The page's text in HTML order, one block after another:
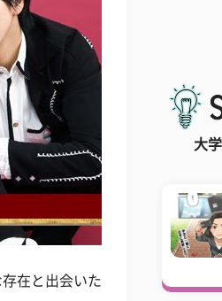
在と出会いた
大